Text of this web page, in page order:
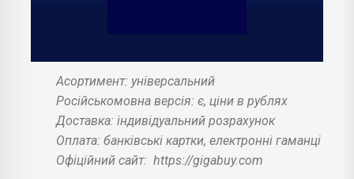
Асортимент: універсальний
Російськомовна версія: є, ціни в рублях
Доставка: індивідуальний розрахунок
Оплата: банківські картки, електронні гаманці
Офіційний сайт: https://gigabuy.com